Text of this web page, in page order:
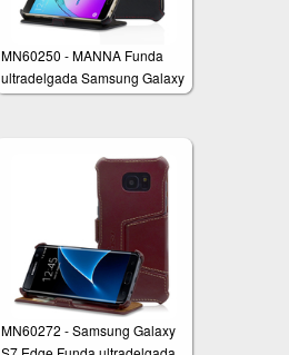
MN60250 - MANNA Funda
ultradelgada Samsung Galaxy
A3 de 4,7 Pulgadas (2016)
MN60272 - Samsung Galaxy